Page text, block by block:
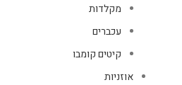
מקלדות
עכברים
קיטים קומבו
אוזניות